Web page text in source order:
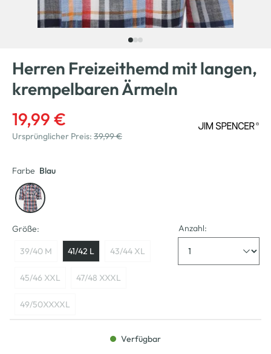
Herren Freizeithemd mit langen,
krempelbaren Ärmeln
19,99 €
Ursprünglicher Preis: 39,99 €
Farbe Blau
Größe:
39/40 M 41/42 L 43/44 XL
45/46 XXL 47/48 XXXL
49/50XXXXL
Anzahl:
Verfügbar